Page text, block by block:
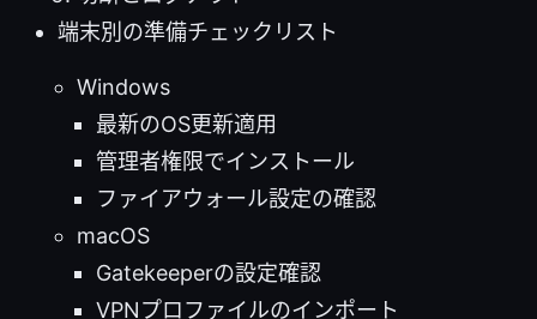
端末別の準備チェックリスト
Windows
最新のOS更新適用
管理者権限でインストール
ファイアウォール設定の確認
macOS
Gatekeeperの設定確認
VPNプロファイルのインポート